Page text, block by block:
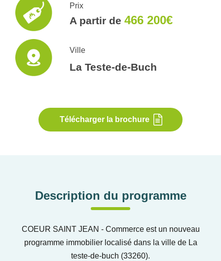
Prix
A partir de466 200€
Ville
La Teste-de-Buch
Télécharger la brochure
Description du programme
COEUR SAINT JEAN - Commerce est un nouveau
programme immobilier localisé dans la ville de La
teste-de-buch (33260).